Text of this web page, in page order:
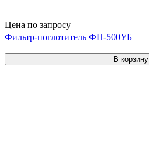
Цена по запросу
Фильтр-поглотитель ФП-500УБ
В корзину